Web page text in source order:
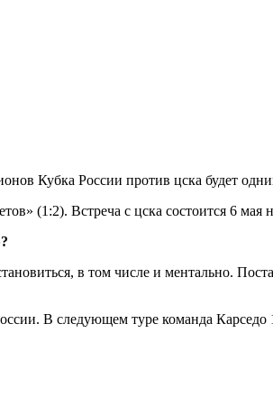
Кубка России против цска будет
(1:2). Встреча с цска состоится 6 мая
в том числе и ментально.
В следующем туре команда